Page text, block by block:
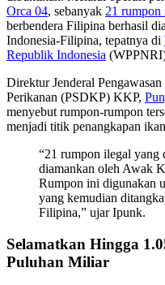
Orca 04, sebanyak 21 rumpon
berbendera Filipina berhasil
Indonesia-Filipina, tepatnya di
Republik Indonesia
Direktur Jenderal
Perikanan (PSDKP) KKP,
menyebut rumpon-rumpon
menjadi titik penangkapan
“21 rumpon ilegal yang
diamankan oleh Awak
Rumpon ini digunakan
yang kemudian
Filipina,” ujar Ipunk.
Selamatkan Hingga
Puluhan Miliar